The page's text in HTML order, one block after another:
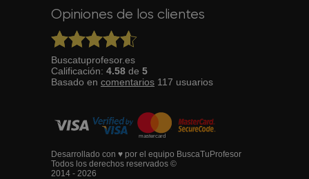
Opiniones de los clientes
Buscatuprofesor.es
Calificación: 4.58 de 5
Basado en comentarios 117 usuarios
Desarrollado con ♥ por el equipo BuscaTuProfesor
Todos los derechos reservados ©
2014 - 2026